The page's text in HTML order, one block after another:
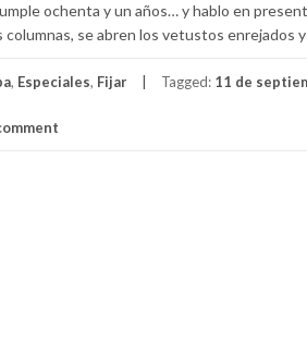
ochenta y un años… y hablo en
columnas, se abren los vetustos enrejados
, Especiales, Fijar Tagged: 11 de